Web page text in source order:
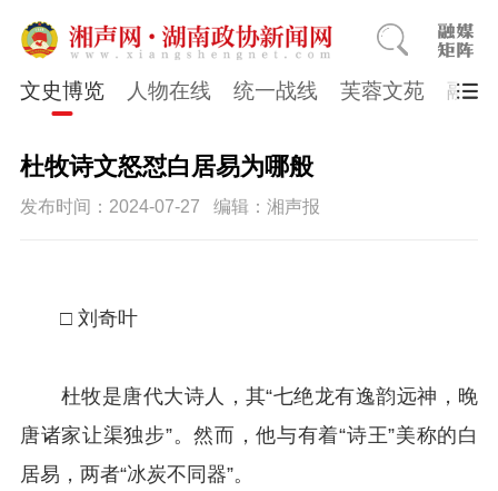
文史博览 人物在线 统一战线 芙蓉文苑 融媒
杜牧诗文怒怼白居易为哪般
发布时间：2024-07-27 编辑：湘声报
□ 刘奇叶
杜牧是唐代大诗人，其“七绝龙有逸韵远神，晚
唐诸家让渠独步”。然而，他与有着“诗王”美称的白
居易，两者“冰炭不同器”。